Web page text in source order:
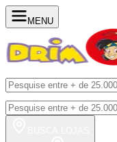
MENU